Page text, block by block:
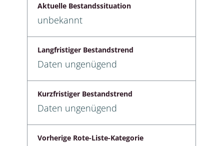
Aktuelle Bestandssituation
unbekannt
Langfristiger Bestandstrend
Daten ungenügend
Kurzfristiger Bestandstrend
Daten ungenügend
Vorherige Rote-Liste-Kategorie